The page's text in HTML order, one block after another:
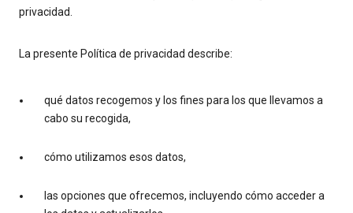
privacidad.
La presente Política de privacidad describe:
qué datos recogemos y los fines para los que llevamos a
cabo su recogida,
cómo utilizamos esos datos,
las opciones que ofrecemos, incluyendo cómo acceder a